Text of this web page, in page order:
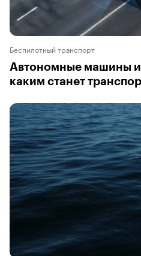
Беспилотный транспорт
Автономные машины
каким станет